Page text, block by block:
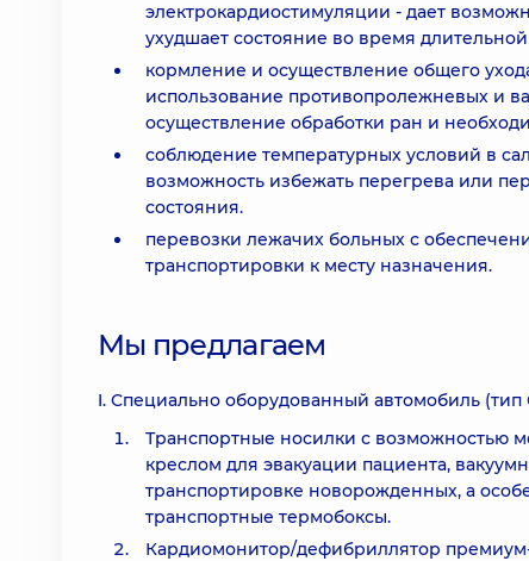
электрокардиостимуляции - дает
ухудшает состояние во время
кормление и осуществление общего
использование противопролежневых и
осуществление обработки ран и
соблюдение температурных условий в
возможность избежать перегрева или
состояния.
перевозки лежачих больных с
транспортировки к месту назначения.
Мы предлагаем
I. Специально оборудованный автомобиль
Транспортные носилки с возможностью
креслом для эвакуации пациента,
транспортировке новорожденных, а
транспортные термобоксы.
Кардиомонитор/дефибриллятор